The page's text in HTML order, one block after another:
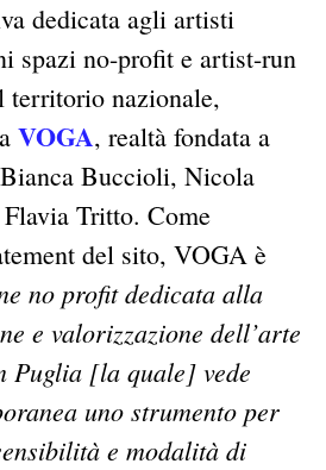
dedicata agli artisti
spazi no-profit e artist-run
territorio nazionale,
VOGA, realtà fondata a
Buccioli, Nicola
Tritto. Come
del sito, VOGA è
no profit dedicata alla
e valorizzazione dell’arte
Puglia [la quale] vede
uno strumento per
e modalità di